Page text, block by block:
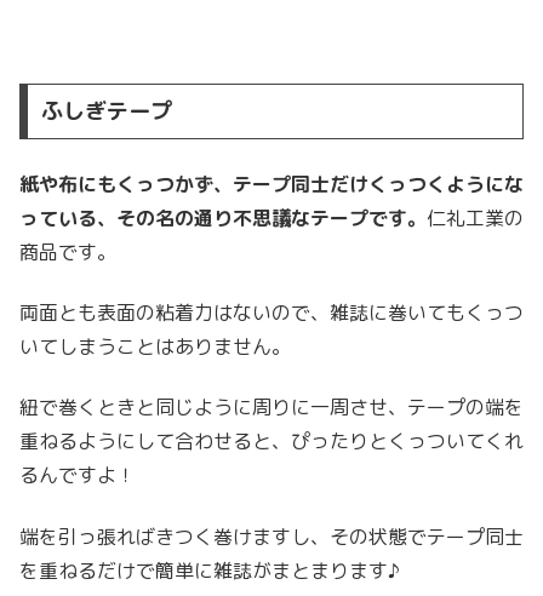
ふしぎテープ
紙や布にもくっつかず、テープ同士だけくっつくようにな
っている、その名の通り不思議なテープです。 仁礼工業の
商品です。
両面とも表面の粘着力はないので、雑誌に巻いてもくっつ
いてしまうことはありません。
紐で巻くときと同じように周りに一周させ、テープの端を
重ねるようにして合わせると、ぴったりとくっついてくれ
るんですよ！
端を引っ張ればきつく巻けますし、その状態でテープ同士
を重ねるだけで簡単に雑誌がまとまります♪